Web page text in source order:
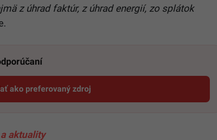
z úhrad faktúr, z úhrad energií, zo splátok
ako preferovaný zdroj
Startitup, odkaz sa otvorí v novom okne
aktuality